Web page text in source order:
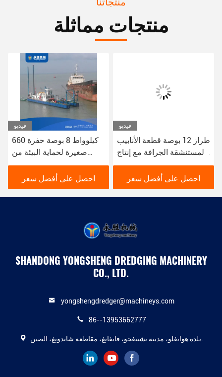
منتجات مماثلة
فيديو
660 كيلوواط 8 بوصة حفرة
صغيرة لحماية البيئة من
حفرة النهر الحضرية
احصل على أفضل سعر
فيديو
طراز 12 بوصة قطعة الأنابيب
المستنشقة الجرافة مع إنتاج
من 200 متر مكعب في
الساعةاحصل على أفضل سعر
SHANDONG YONGSHENG DREDGING MACHINERY
CO., LTD.
yongshengdredger@machineys.com
86--13953662777
بلدة هوانغلو، مدينة تشينغجو، فايفانغ، مقاطعة شاندونغ، الصين.